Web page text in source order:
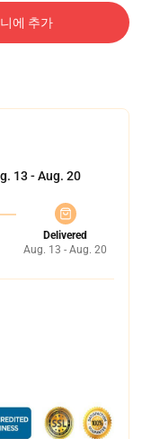
에 추가
13 - Aug. 20
Delivered
Aug. 13 - Aug. 20